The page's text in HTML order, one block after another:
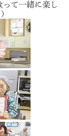
て一緒に楽し